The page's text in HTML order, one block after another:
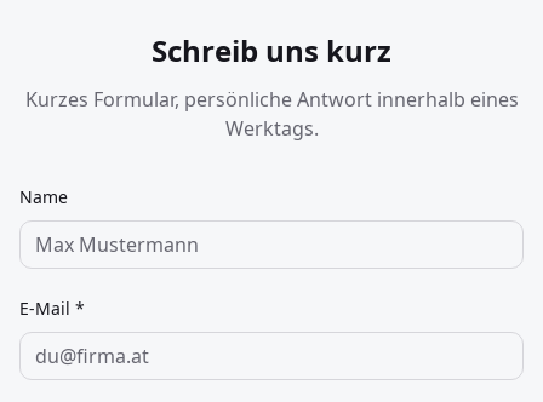
Schreib uns kurz
Kurzes Formular, persönliche Antwort innerhalb eines
Werktags.
Name
E-Mail *